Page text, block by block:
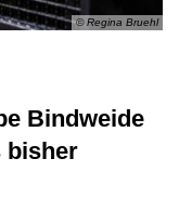
© Regina Bruehl
Bindweide
bisher